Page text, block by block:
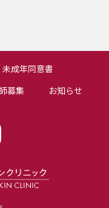
未成年同意書
募集 お知らせ